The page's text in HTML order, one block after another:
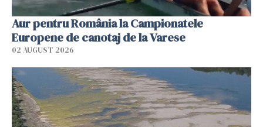
Aur pentru România la Campionatele
Europene de canotaj de la Varese
02 AUGUST 2026